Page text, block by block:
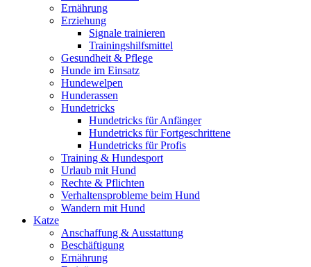
Ernährung
Erziehung
Signale trainieren
Trainingshilfsmittel
Gesundheit & Pflege
Hunde im Einsatz
Hundewelpen
Hunderassen
Hundetricks
Hundetricks für Anfänger
Hundetricks für Fortgeschrittene
Hundetricks für Profis
Training & Hundesport
Urlaub mit Hund
Rechte & Pflichten
Verhaltensprobleme beim Hund
Wandern mit Hund
Katze
Anschaffung & Ausstattung
Beschäftigung
Ernährung